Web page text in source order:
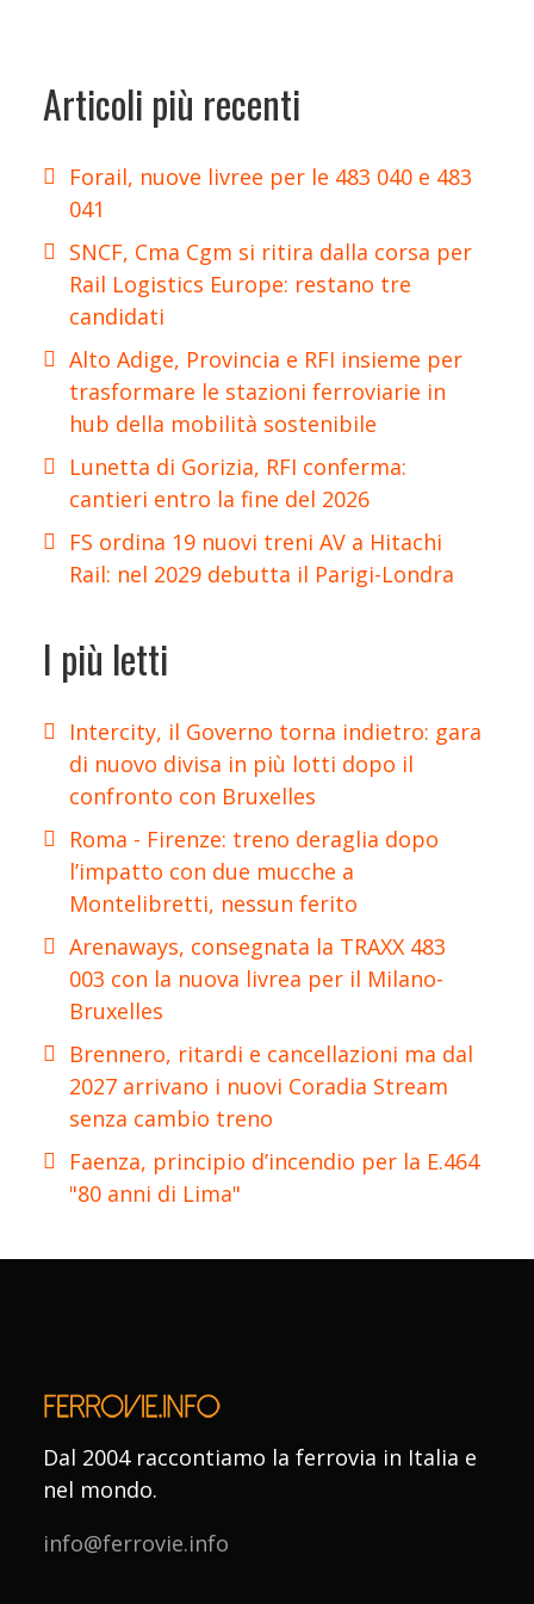
Articoli più recenti
Forail, nuove livree per le 483 040 e 483
041
SNCF, Cma Cgm si ritira dalla corsa per
Rail Logistics Europe: restano tre
candidati
Alto Adige, Provincia e RFI insieme per
trasformare le stazioni ferroviarie in
hub della mobilità sostenibile
Lunetta di Gorizia, RFI conferma:
cantieri entro la fine del 2026
FS ordina 19 nuovi treni AV a Hitachi
Rail: nel 2029 debutta il Parigi-Londra
I più letti
Intercity, il Governo torna indietro: gara
di nuovo divisa in più lotti dopo il
confronto con Bruxelles
Roma - Firenze: treno deraglia dopo
l’impatto con due mucche a
Montelibretti, nessun ferito
Arenaways, consegnata la TRAXX 483
003 con la nuova livrea per il Milano-
Bruxelles
Brennero, ritardi e cancellazioni ma dal
2027 arrivano i nuovi Coradia Stream
senza cambio treno
Faenza, principio d’incendio per la E.464
"80 anni di Lima"
Dal 2004 raccontiamo la ferrovia in Italia e
nel mondo.
info@ferrovie.info